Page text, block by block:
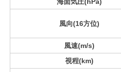
海面気圧(hPa)
風向(16方位)
風速(m/s)
視程(km)